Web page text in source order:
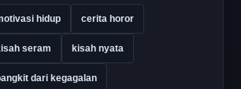
hidup cerita horor
seram kisah nyata
dari kegagalan